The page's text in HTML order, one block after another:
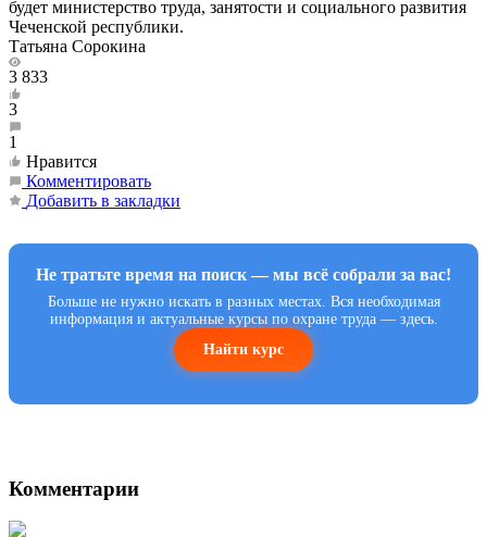
будет министерство труда, занятости и социального развития
Чеченской республики.
Татьяна Сорокина
3 833
3
1
Нравится
Комментировать
Добавить в закладки
Не тратьте время на поиск — мы всё собрали за вас!
Больше не нужно искать в разных местах. Вся необходимая
информация и актуальные курсы по охране труда — здесь.
Найти курс
Комментарии